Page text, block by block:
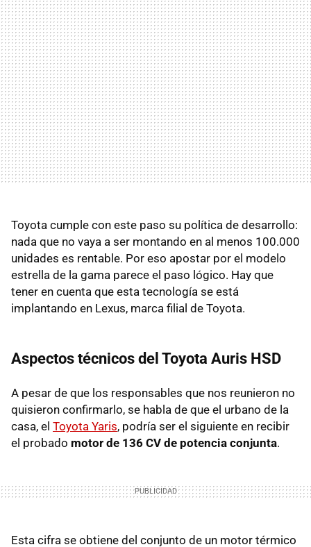
Toyota cumple con este paso su política de desarrollo:
nada que no vaya a ser montando en al menos 100.000
unidades es rentable. Por eso apostar por el modelo
estrella de la gama parece el paso lógico. Hay que
tener en cuenta que esta tecnología se está
implantando en Lexus, marca filial de Toyota.
Aspectos técnicos del Toyota Auris HSD
A pesar de que los responsables que nos reunieron no
quisieron confirmarlo, se habla de que el urbano de la
casa, el Toyota Yaris, podría ser el siguiente en recibir
el probado motor de 136 CV de potencia conjunta.
Esta cifra se obtiene del conjunto de un motor térmico